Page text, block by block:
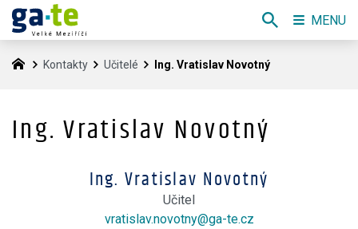
Kontakty Učitelé Ing. Vratislav Novotný
Ing. Vratislav Novotný
Ing. Vratislav Novotný
Učitel
vratislav.novotny@ga-te.cz
MENU